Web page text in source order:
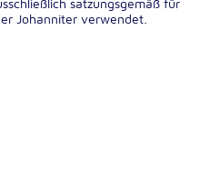
satzungsgemäß für
Johanniter verwendet.
die ausgewählten